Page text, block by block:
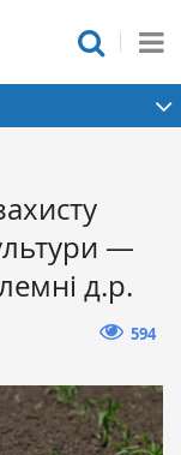
—
д.р.
594